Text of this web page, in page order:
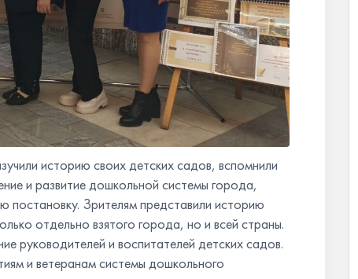
историю своих детских садов, вспомнили
и развитие дошкольной системы города,
постановку. Зрителям представили историю
отдельно взятого города, но и всей страны.
руководителей и воспитателей детских садов.
и ветеранам системы дошкольного